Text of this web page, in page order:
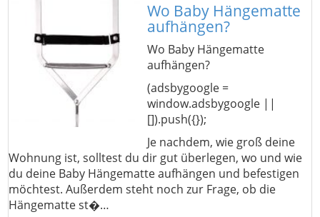
Wo Baby Hängematte
aufhängen?
Wo Baby Hängematte
aufhängen?
(adsbygoogle =
window.adsbygoogle ||
[]).push({});
Je nachdem, wie groß deine
Wohnung ist, solltest du dir gut überlegen, wo und wie
du deine Baby Hängematte aufhängen und befestigen
möchtest. Außerdem steht noch zur Frage, ob die
Hängematte st�…